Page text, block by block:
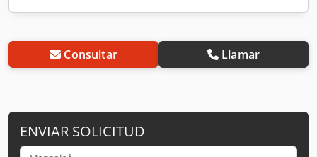
Consultar Llamar
ENVIAR SOLICITUD